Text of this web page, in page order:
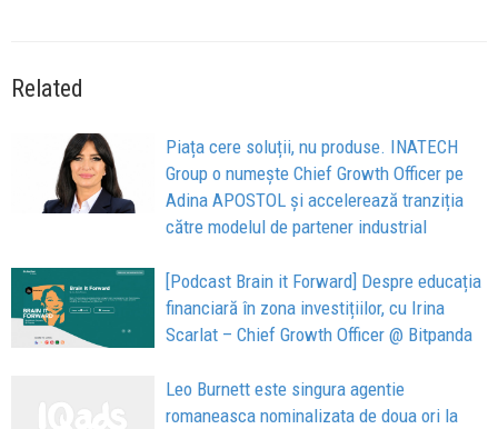
Related
Piața cere soluții, nu produse. INATECH
Group o numește Chief Growth Officer pe
Adina APOSTOL și accelerează tranziția
către modelul de partener industrial
[Podcast Brain it Forward] Despre educația
financiară în zona investițiilor, cu Irina
Scarlat – Chief Growth Officer @ Bitpanda
Leo Burnett este singura agentie
romaneasca nominalizata de doua ori la